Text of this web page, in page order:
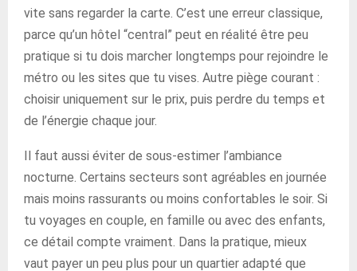
vite sans regarder la carte. C’est une erreur classique,
parce qu’un hôtel “central” peut en réalité être peu
pratique si tu dois marcher longtemps pour rejoindre le
métro ou les sites que tu vises. Autre piège courant :
choisir uniquement sur le prix, puis perdre du temps et
de l’énergie chaque jour.
Il faut aussi éviter de sous-estimer l’ambiance
nocturne. Certains secteurs sont agréables en journée
mais moins rassurants ou moins confortables le soir. Si
tu voyages en couple, en famille ou avec des enfants,
ce détail compte vraiment. Dans la pratique, mieux
vaut payer un peu plus pour un quartier adapté que